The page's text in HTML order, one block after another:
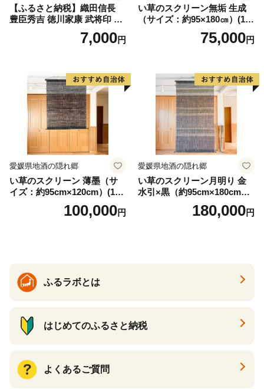
【ふるさと納税】織田信長
豊臣秀吉 徳川家康 武将印 花
押印 6枚 セット イラスト 戦
国 武将 小牧山城 墨絵 龍画師
グッズ 愛知県 小牧市 お取り
寄せ 送料無料
7,000円
い草のスクリーン無垢 生成
（サイズ：約95×180㎝）(14
75,000円
愛媛県地酒の隠れ郷
い草のスクリーン 薄墨（サ
イズ：約95cm×120cm）(14
100,000円
愛媛県地酒の隠れ郷
い草のスクリーン月明り 金
水引×黒（約95cm×180cm）
180,000円
ふるラボとは
はじめてのふるさと納税
よくあるご質問